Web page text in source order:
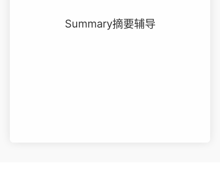
Summary摘要辅导